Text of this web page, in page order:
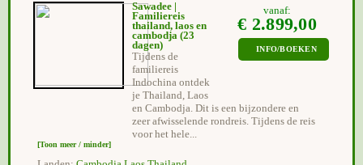
vanaf:
€ 2.899,00
INFO/BOEKEN
Sawadee |
Familiereis
thailand, laos en
cambodja (23
dagen)
Tijdens de
familiereis
Indochina ontdek
je Thailand, Laos
en Cambodja. Dit is een bijzondere en
zeer afwisselende rondreis. Tijdens de reis
voor het hele...
[Toon meer / minder]